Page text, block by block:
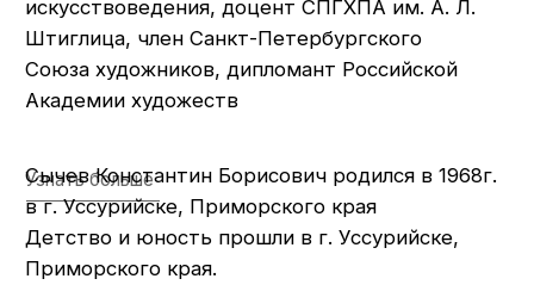
Показать меньше
«Акелла». Разработка и продвижение
компьютерных игр г. Москва.
г. Москва.
2007 – 2008 гг. Художник-декоратор
полного цикла «Профиль» г. Лиски.
с 2008 г. живет в г. Лиски Воронежской обл.
Участвовал в городских и краевой выставках.